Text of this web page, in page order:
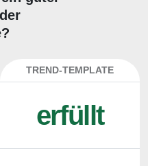
TREND-TEMPLATE
erfüllt